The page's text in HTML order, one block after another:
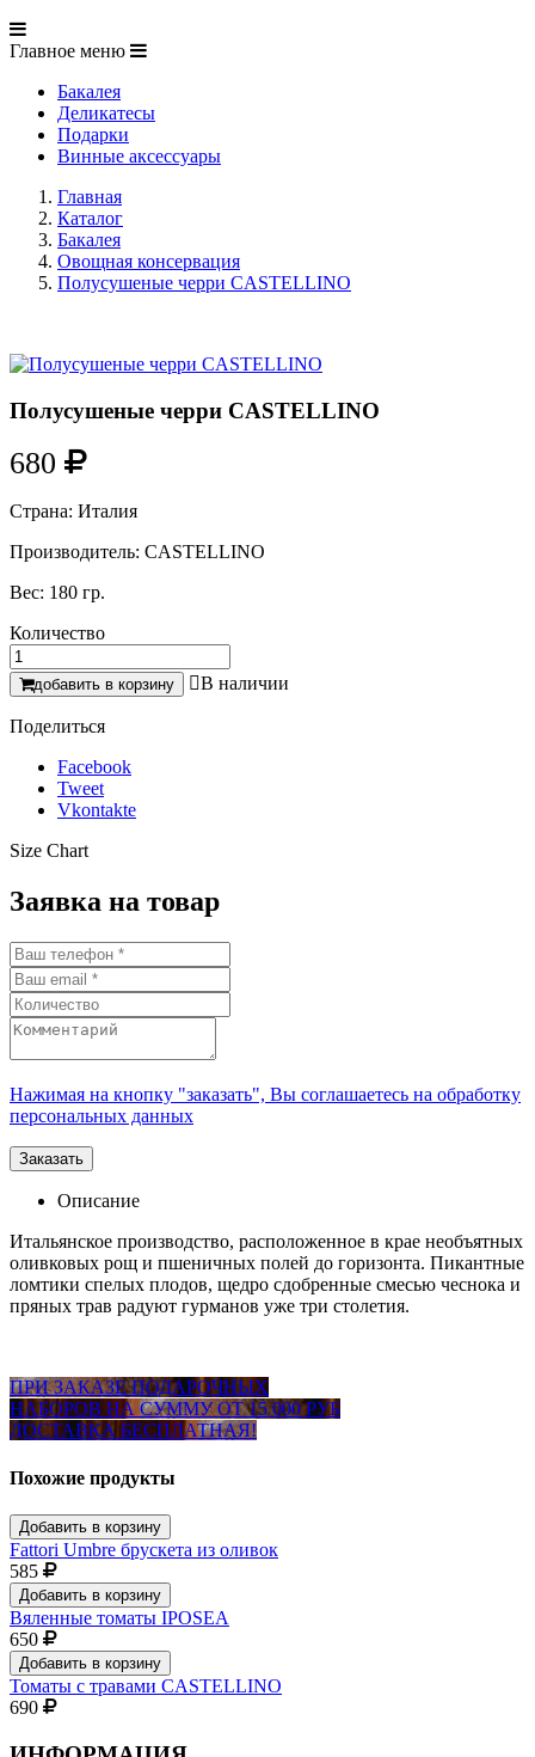
Главное меню
Бакалея
Деликатесы
Подарки
Винные аксессуары
Главная
Каталог
Бакалея
Овощная консервация
Полусушеные черри CASTELLINO
Полусушеные черри CASTELLINO
680
Страна: Италия
Производитель: CASTELLINO
Вес: 180 гр.
Количество
добавить в корзину В наличии
Поделиться
Facebook
Tweet
Vkontakte
Size Chart
Заявка на товар
Нажимая на кнопку "заказать", Вы соглашаетесь на обработку
персональных данных
Описание
Итальянское производство, расположенное в крае необъятных
оливковых рощ и пшеничных полей до горизонта. Пикантныe
ломтики спeлых плодов, щeдро сдобрeнныe смeсью чeснока и
пряных трав радуют гурманов уже три столетия.
ПРИ ЗАКАЗЕ ПОДАРОЧНЫХ
НАБОРОВ НА СУММУ ОТ 15 000 РУБ
ДОСТАВКА БЕСПЛАТНАЯ!
Похожие продукты
Добавить в корзину
Fattori Umbre брускета из оливок
585
Добавить в корзину
Вяленные томаты IPOSEA
650
Добавить в корзину
Томаты с травами CASTELLINO
690